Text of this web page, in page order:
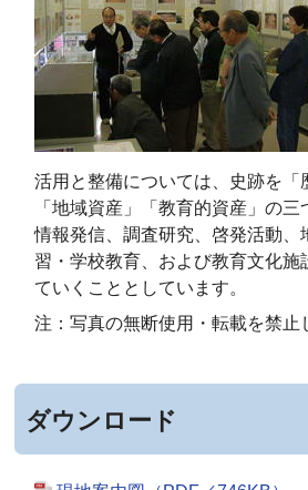
活用と整備については、史跡を「
「地域資産」「教育的資産」の三
情報発信、調査研究、啓発活動、
習・学校教育、および教育文化施
ていくこととしています。
注：写真の無断使用・転載を禁止
ダウンロード